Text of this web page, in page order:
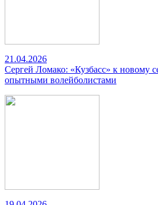
21.04.2026
Сергей Ломако: «Кузбасс» к новому
опытными волейболистами